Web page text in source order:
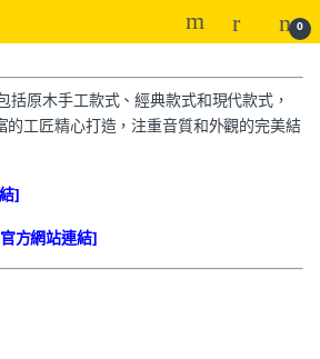
0
括原木手工款式、經典款式和現代款式，
的工匠精心打造，注重音質和外觀的完美結
]
方網站連結]